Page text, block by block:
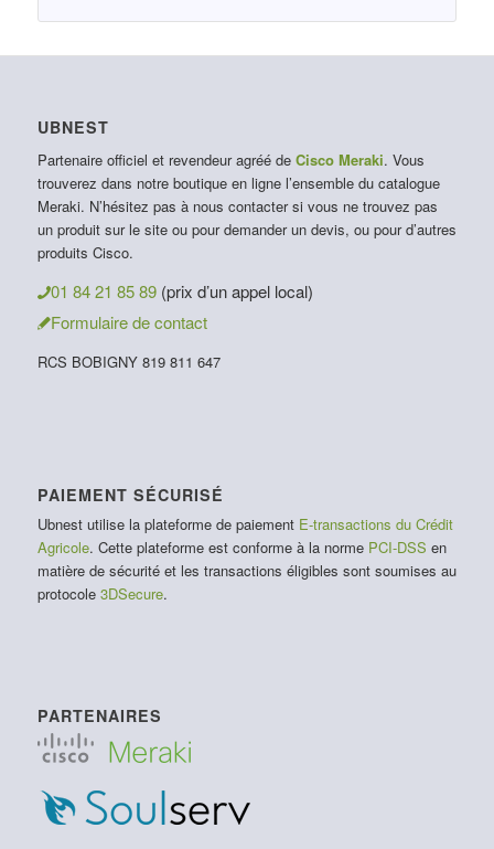
UBNEST
Partenaire officiel et revendeur agréé de Cisco Meraki. Vous
trouverez dans notre boutique en ligne l’ensemble du catalogue
Meraki. N’hésitez pas à nous contacter si vous ne trouvez pas
un produit sur le site ou pour demander un devis, ou pour d’autres
produits Cisco.
01 84 21 85 89 (prix d’un appel local)
Formulaire de contact
RCS BOBIGNY 819 811 647
PAIEMENT SÉCURISÉ
Ubnest utilise la plateforme de paiement E-transactions du Crédit
Agricole. Cette plateforme est conforme à la norme PCI-DSS en
matière de sécurité et les transactions éligibles sont soumises au
protocole 3DSecure.
PARTENAIRES